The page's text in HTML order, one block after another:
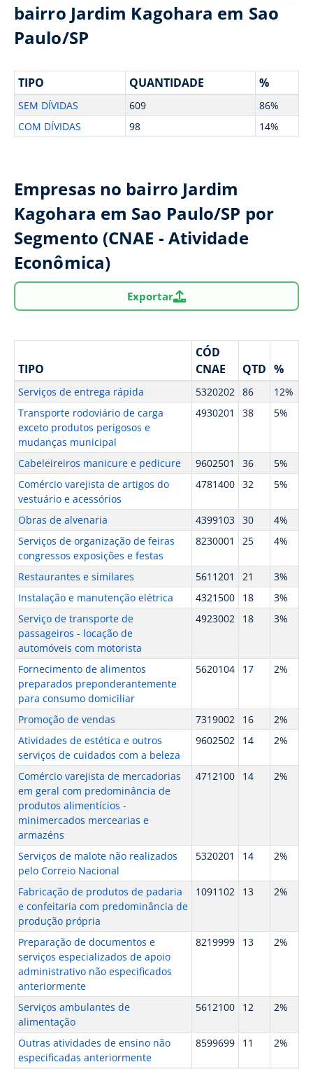
bairro Jardim Kagohara em Sao
Paulo/SP
TIPO QUANTIDADE %
SEM DÍVIDAS 609
86%
COM DÍVIDAS
98 14%
Empresas no bairro Jardim
Kagohara em Sao Paulo/SP por
Segmento (CNAE - Atividade
Econômica)
Exportar
TIPO
CÓD
CNAE
QTD %
Serviços de entrega rápida 5320202 86
12%
Transporte rodoviário de carga
exceto produtos perigosos e
mudanças municipal
4930201 38 5%
Cabeleireiros manicure e pedicure 9602501 36
5%
Comércio varejista de artigos do
vestuário e acessórios
4781400 32 5%
Obras de alvenaria 4399103 30
4%
Serviços de organização de feiras
congressos exposições e festas
8230001 25 4%
Restaurantes e similares 5611201 21
3%
Instalação e manutenção elétrica
4321500 18
3%
Serviço de transporte de
passageiros - locação de
automóveis com motorista
4923002 18 3%
Fornecimento de alimentos
preparados preponderantemente
para consumo domiciliar
5620104 17 2%
Promoção de vendas 7319002 16
2%
Atividades de estética e outros
serviços de cuidados com a beleza
9602502 14 2%
Comércio varejista de mercadorias
em geral com predominância de
produtos alimentícios -
minimercados mercearias e
armazéns
4712100 14 2%
Serviços de malote não realizados
pelo Correio Nacional
5320201 14 2%
Fabricação de produtos de padaria
e confeitaria com predominância de
produção própria
1091102 13 2%
Preparação de documentos e
serviços especializados de apoio
administrativo não especificados
anteriormente
8219999 13 2%
Serviços ambulantes de
alimentação
5612100 12 2%
Outras atividades de ensino não
especificadas anteriormente
8599699 11 2%